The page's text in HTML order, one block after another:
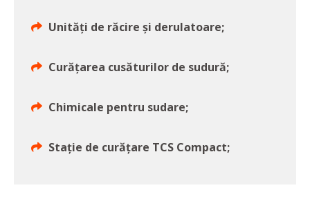
Unități de răcire și derulatoare;
Curățarea cusăturilor de sudură;
Chimicale pentru sudare;
Stație de curățare TCS Compact;